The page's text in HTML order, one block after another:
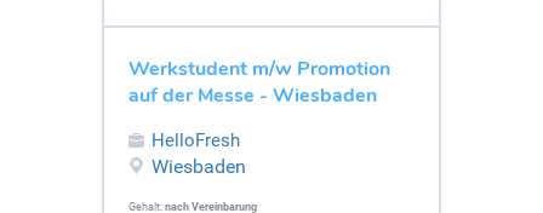
Werkstudent m/w Promotion
auf der Messe - Wiesbaden
HelloFresh
Wiesbaden
Gehalt: nach Vereinbarung